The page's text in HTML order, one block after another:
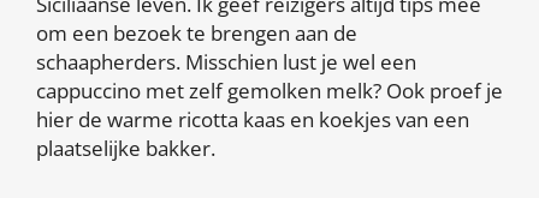
om een bezoek te brengen aan de
schaapherders. Misschien lust je wel een
cappuccino met zelf gemolken melk? Ook proef je
hier de warme ricotta kaas en koekjes van een
plaatselijke bakker.